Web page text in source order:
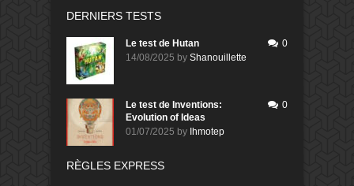
DERNIERS TESTS
Le test de Hutan
14/08/2025 by Shanouillette
0
Le test de Inventions:
Evolution of Ideas
01/07/2025 by Ihmotep
0
RÈGLES EXPRESS